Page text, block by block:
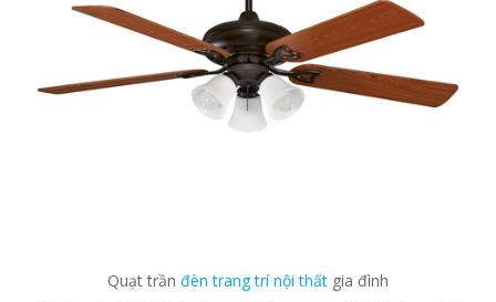
Quạt trần đèn trang trí nội thất gia đình